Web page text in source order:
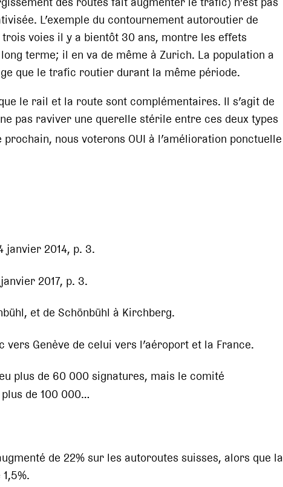
L’exemple du contournement autoroutier de
trois voies il y a bientôt 30 ans, montre les effets
terme; il en va de même à Zurich. La population a
que le trafic routier durant la même période.
le rail et la route sont complémentaires. Il s’agit de
pas raviver une querelle stérile entre ces deux types
prochain, nous voterons OUI à l’amélioration ponctuelle
janvier 2014, p. 3.
2017, p. 3.
et de Schönbühl à Kirchberg.
Genève de celui vers l’aéroport et la France.
plus de 60 000 signatures, mais le comité
de 100 000…
de 22% sur les autoroutes suisses, alors que la